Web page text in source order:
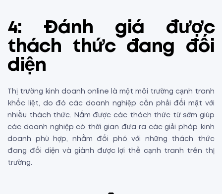
4: Đánh giá được
thách thức đang đối
diện
Thị trường kinh doanh online là một môi trường cạnh tranh
khốc liệt, do đó các doanh nghiệp cần phải đối mặt với
nhiều thách thức. Nắm được các thách thức từ sớm giúp
các doanh nghiệp có thời gian đưa ra các giải pháp kinh
doanh phù hợp, nhằm đối phó với những thách thức
đang đối diện và giành được lợi thế cạnh tranh trên thị
trường.